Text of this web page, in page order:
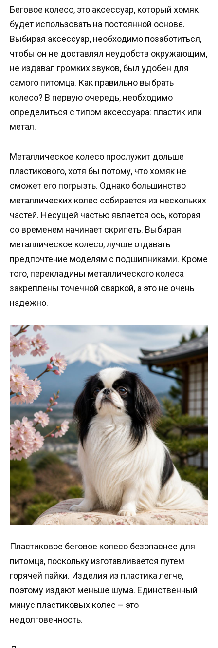
Беговое колесо, это аксессуар, который хомяк
будет использовать на постоянной основе.
Выбирая аксессуар, необходимо позаботиться,
чтобы он не доставлял неудобств окружающим,
не издавал громких звуков, был удобен для
самого питомца. Как правильно выбрать
колесо? В первую очередь, необходимо
определиться с типом аксессуара: пластик или
метал.
Металлическое колесо прослужит дольше
пластикового, хотя бы потому, что хомяк не
сможет его погрызть. Однако большинство
металлических колес собирается из нескольких
частей. Несущей частью является ось, которая
со временем начинает скрипеть. Выбирая
металлическое колесо, лучше отдавать
предпочтение моделям с подшипниками. Кроме
того, перекладины металлического колеса
закреплены точечной сваркой, а это не очень
надежно.
Пластиковое беговое колесо безопаснее для
питомца, поскольку изготавливается путем
горячей пайки. Изделия из пластика легче,
поэтому издают меньше шума. Единственный
минус пластиковых колес – это
недолговечность.